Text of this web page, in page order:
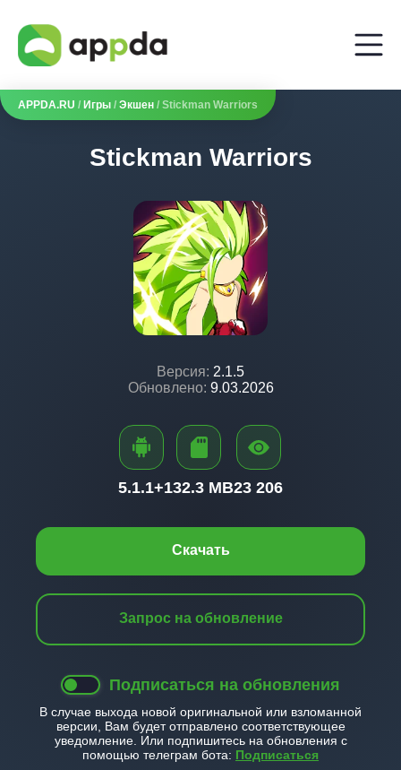
APPDA.RU / Игры / Экшен / Stickman Warriors
Stickman Warriors
Версия: 2.1.5
Обновлено: 9.03.2026
Скачать
Запрос на обновление
Подписаться на обновления
В случае выхода новой оригинальной или взломанной
версии, Вам будет отправлено соответствующее
уведомление. Или подпишитесь на обновления с
помощью телеграм бота: Подписаться
5.1.1+132.3 MB23 206